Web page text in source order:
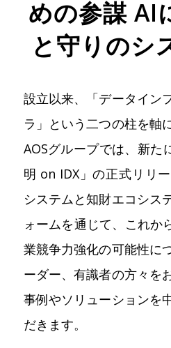
めの参謀 AI
と守りのシ
設立以来、「データイン
ラ」という二つの柱を軸
AOSグループでは、新た
明 on IDX」の正式リリ
システムと知財エコシス
ォームを通じて、これか
業競争力強化の可能性に
ーダー、有識者の方々を
事例やソリューションを
だきます。